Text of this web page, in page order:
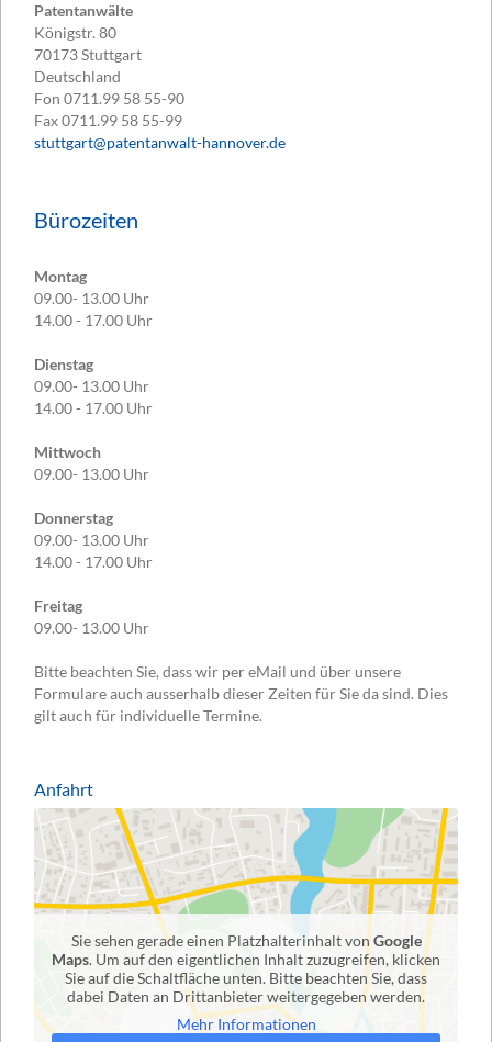
Patentanwälte
Königstr. 80
70173Stuttgart
Deutschland
Fon 0711.99 58 55-90
Fax0711.99 58 55-99
stuttgart@patentanwalt-hannover.de
Bürozeiten
Montag
09.00- 13.00 Uhr
14.00 - 17.00 Uhr
Dienstag
09.00- 13.00 Uhr
14.00 - 17.00 Uhr
Mittwoch
09.00- 13.00 Uhr
Donnerstag
09.00- 13.00 Uhr
14.00 - 17.00 Uhr
Freitag
09.00- 13.00 Uhr
Bitte beachten Sie, dass wir per eMail und über unsere
Formulare auch ausserhalb dieser Zeiten für Sie da sind. Dies
gilt auch für individuelle Termine.
Anfahrt
Sie sehen gerade einen Platzhalterinhalt von Google
Maps. Um auf den eigentlichen Inhalt zuzugreifen, klicken
Sie auf die Schaltfläche unten. Bitte beachten Sie, dass
dabei Daten an Drittanbieter weitergegeben werden.
Mehr Informationen